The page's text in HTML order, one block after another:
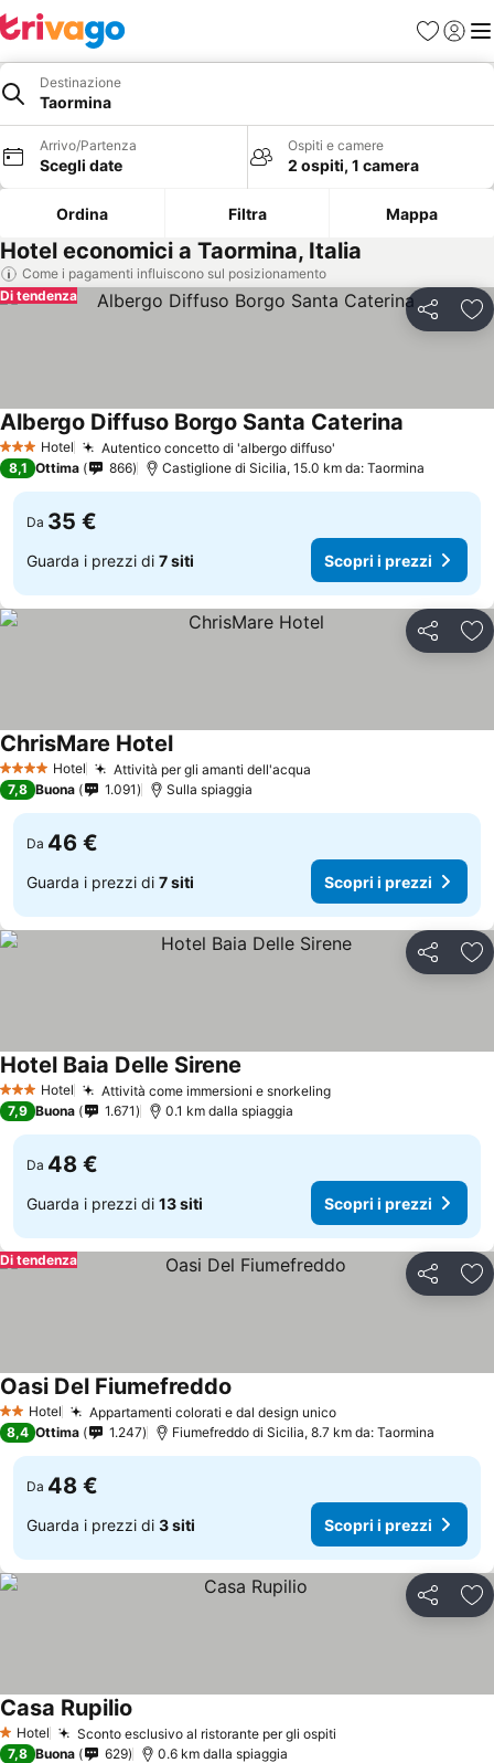
PreferitiAccedi
Destinazione
Taormina
Arrivo/Partenza
Scegli date
Ospiti e camere
2 ospiti, 1 camera
Ordina Filtra Mappa
Hotel economici a Taormina, Italia
Come i pagamenti influiscono sul posizionamento
Condividi
Di tendenza
3 StelleHotel Autentico concetto di 'albergo diffuso'
Albergo Diffuso Borgo Santa Caterina
8,1 Ottima 866 Castiglione di Sicilia, 15.0 km da: Taormina
Da 35 €
Guarda i prezzi di 7 siti Scopri i prezzi
Condividi
4 Stelle Hotel Attività per gli amanti dell'acqua
ChrisMare Hotel
7,8 Buona 1.091 Sulla spiaggia
Da 46 €
Guarda i prezzi di 7 siti Scopri i prezzi
Condividi
3 StelleHotel Attività come immersioni e snorkeling
Hotel Baia Delle Sirene
7,9 Buona 1.671 0.1 km dalla spiaggia
Da 48 €
Guarda i prezzi di 13 siti Scopri i prezzi
Condividi
Di tendenza
2 StelleHotel Appartamenti colorati e dal design unico
Oasi Del Fiumefreddo
8,4 Ottima 1.247 Fiumefreddo di Sicilia, 8.7 km da: Taormina
Da 48 €
Guarda i prezzi di 3 siti Scopri i prezzi
Condividi
1 Stelle
Hotel Sconto esclusivo al ristorante per gli ospiti
Casa Rupilio
7,8 Buona 629 0.6 km dalla spiaggia